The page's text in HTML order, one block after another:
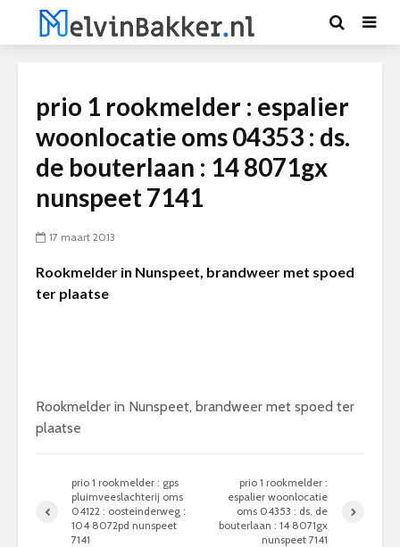
prio 1 rookmelder : espalier
woonlocatie oms 04353 : ds.
de bouterlaan : 14 8071gx
nunspeet 7141
17 maart 2013
Rookmelder in Nunspeet, brandweer met spoed
ter plaatse
Rookmelder in Nunspeet, brandweer met spoed ter
plaatse
prio 1 rookmelder : gps
pluimveeslachterij oms
04122 : oosteinderweg :
104 8072pd nunspeet
7141
prio 1 rookmelder :
espalier woonlocatie
oms 04353 : ds. de
bouterlaan : 14 8071gx
nunspeet 7141